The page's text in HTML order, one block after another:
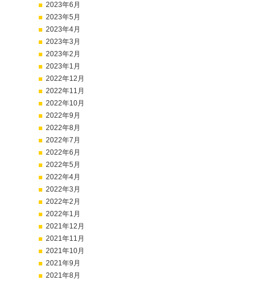
2023年6月
2023年5月
2023年4月
2023年3月
2023年2月
2023年1月
2022年12月
2022年11月
2022年10月
2022年9月
2022年8月
2022年7月
2022年6月
2022年5月
2022年4月
2022年3月
2022年2月
2022年1月
2021年12月
2021年11月
2021年10月
2021年9月
2021年8月